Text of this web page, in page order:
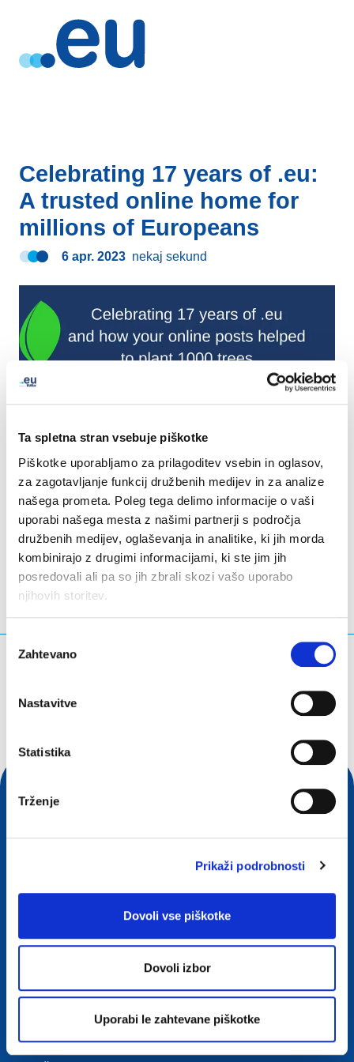
Ta spletna stran vsebuje piškotke
Piškotke uporabljamo za prilagoditev vsebin in oglasov,
za zagotavljanje funkcij družbenih medijev in za analize
našega prometa. Poleg tega delimo informacije o vaši
uporabi našega mesta z našimi partnerji s področja
družbenih medijev, oglaševanja in analitike, ki jih morda
kombinirajo z drugimi informacijami, ki ste jim jih
posredovali ali pa so jih zbrali skozi vašo uporabo
njihovih storitev.
Izbira
soglasja
Zahtevano
Nastavitve
Statistika
Trženje
Prikaži podrobnosti
Dovoli vse piškotke
Dovoli izbor
Uporabi le zahtevane piškotke
Celebrating 17 years of .eu:
A trusted online home for
millions of Europeans
6 apr. 2023 nekaj sekund
deli prek LinkedInTwitterFacebook
Kaj iščete?
European Registry for Internet Domains vzw (EURid)
Telecomlaan 9/7
, Belgium